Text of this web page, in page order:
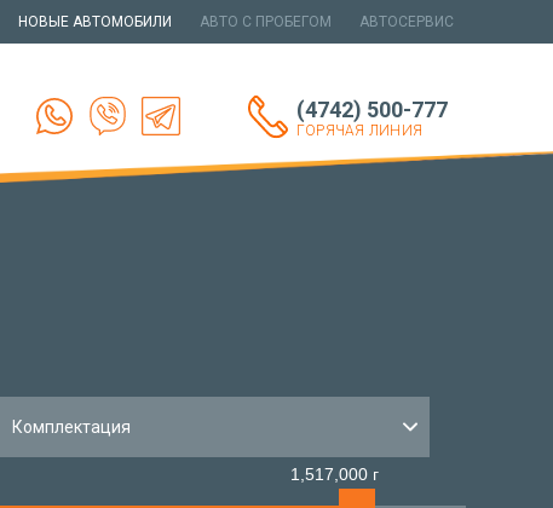
НОВЫЕ АВТОМОБИЛИ АВТО С ПРОБЕГОМ АВТОСЕРВИС
(4742) 500-777
ГОРЯЧАЯ ЛИНИЯ
Комплектация
1,517,000 г